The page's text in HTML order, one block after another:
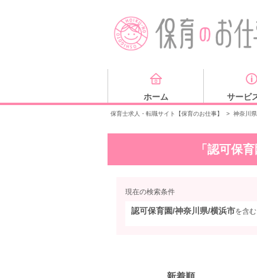
ホーム サービ
保育士求人・転職サイト【保育のお仕事】 > 神奈川県
「認可保
現在の検索条件
認可保育園/神奈川県/横浜市を含む